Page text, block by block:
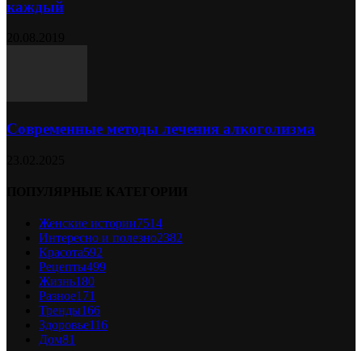
каждый
Современные методы лечения алкоголизма
Женские истории7514
Интересно и полезно2382
Красота592
Рецепты499
Жизнь180
Разное171
Тренды166
Здоровье116
Дом81